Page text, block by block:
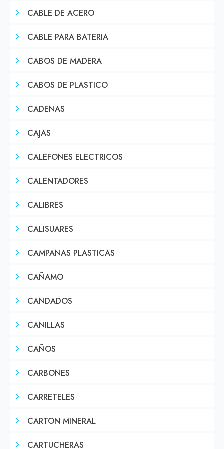
CABLE DE ACERO
CABLE PARA BATERIA
CABOS DE MADERA
CABOS DE PLASTICO
CADENAS
CAJAS
CALEFONES ELECTRICOS
CALENTADORES
CALIBRES
CALISUARES
CAMPANAS PLASTICAS
CAÑAMO
CANDADOS
CANILLAS
CAÑOS
CARBONES
CARRETELES
CARTON MINERAL
CARTUCHERAS